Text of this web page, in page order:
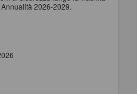
2026-2029.